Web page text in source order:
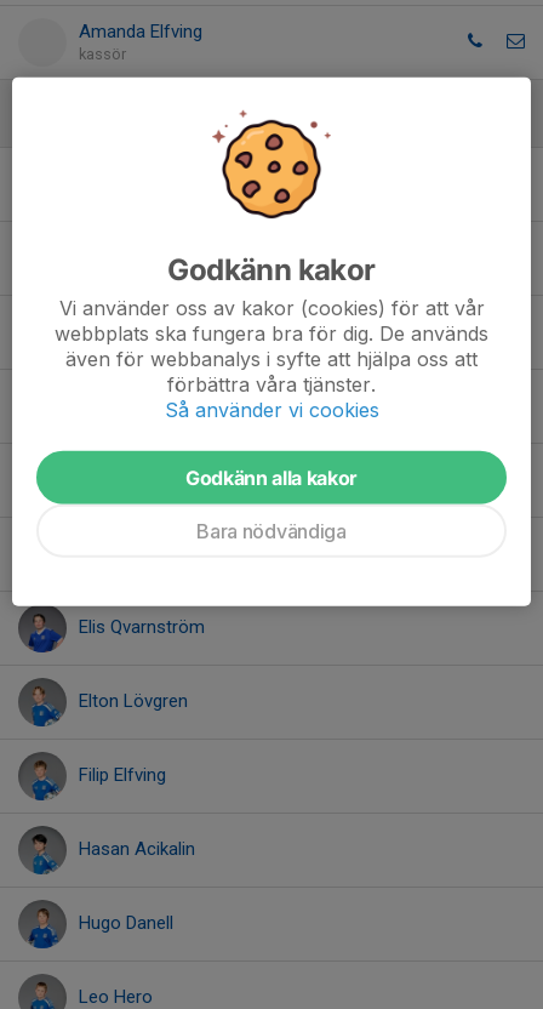
Amanda Elfving
kassör
Adam Degerman-Benyoussef
Axel Westerberg
Brenden Gera
Charlie Sandberg
Edward Vikenäs
Elis Qvarnström
Elton Lövgren
Filip Elfving
Hasan Acikalin
Hugo Danell
Leo Hero
Godkänn kakor
Vi använder oss av kakor (cookies) för att vår
webbplats ska fungera bra för dig. De används
även för webbanalys i syfte att hjälpa oss att
förbättra våra tjänster.
Så använder vi cookies
Godkänn alla kakor
Bara nödvändiga